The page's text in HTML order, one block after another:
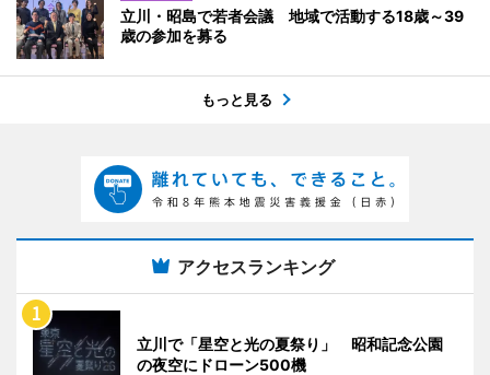
立川・昭島で若者会議 地域で活動する18歳～39
歳の参加を募る
もっと見る
アクセスランキング
立川で「星空と光の夏祭り」 昭和記念公園
の夜空にドローン500機